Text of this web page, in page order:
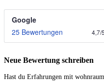
Google
25 Bewertungen
4,7/5
Neue Bewertung schreiben
Hast du Erfahrungen mit